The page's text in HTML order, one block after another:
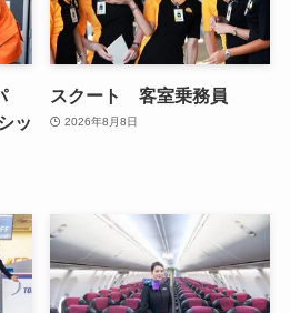
ッ
スクート 客室乗務員
2026年8月8日